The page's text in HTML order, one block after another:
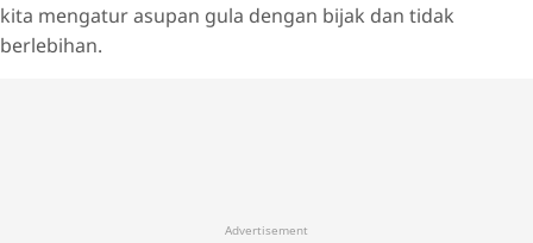
kita mengatur asupan gula dengan bijak dan tidak
berlebihan.
Advertisement